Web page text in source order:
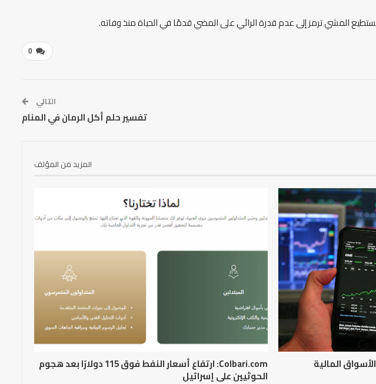
المشي ترمز إلى عدم قدرة الرائي على المضي قدمًا في الحياة منذ وفاته.
0
التالي
تفسير حلم أكل الرمان في المنام
المزيد من المؤلف
المالية Colbari.com: ارتفاع أسعار النفط فوق 115 دولارًا بعد هجوم
الحوثيين على إسرائيل